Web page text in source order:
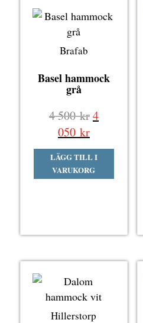
Brafab
Basel hammock
grå
4 500krDet
priset
var:
4
4
050 krDet
nuvarande
priset
är:
LÄGG TILL I
VARUKORG
Hillerstorp